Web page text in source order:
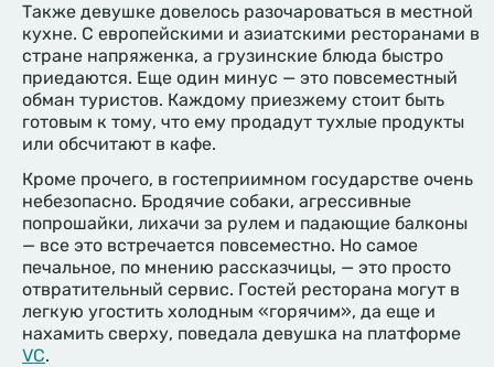
Также девушке довелось разочароваться в местной
кухне. С европейскими и азиатскими ресторанами в
стране напряженка, а грузинские блюда быстро
приедаются. Еще один минус — это повсеместный
обман туристов. Каждому приезжему стоит быть
готовым к тому, что ему продадут тухлые продукты
или обсчитают в кафе.
Кроме прочего, в гостеприимном государстве очень
небезопасно. Бродячие собаки, агрессивные
попрошайки, лихачи за рулем и падающие балконы
— все это встречается повсеместно. Но самое
печальное, по мнению рассказчицы, — это просто
отвратительный сервис. Гостей ресторана могут в
легкую угостить холодным «горячим», да еще и
нахамить сверху, поведала девушка на платформе
VC.